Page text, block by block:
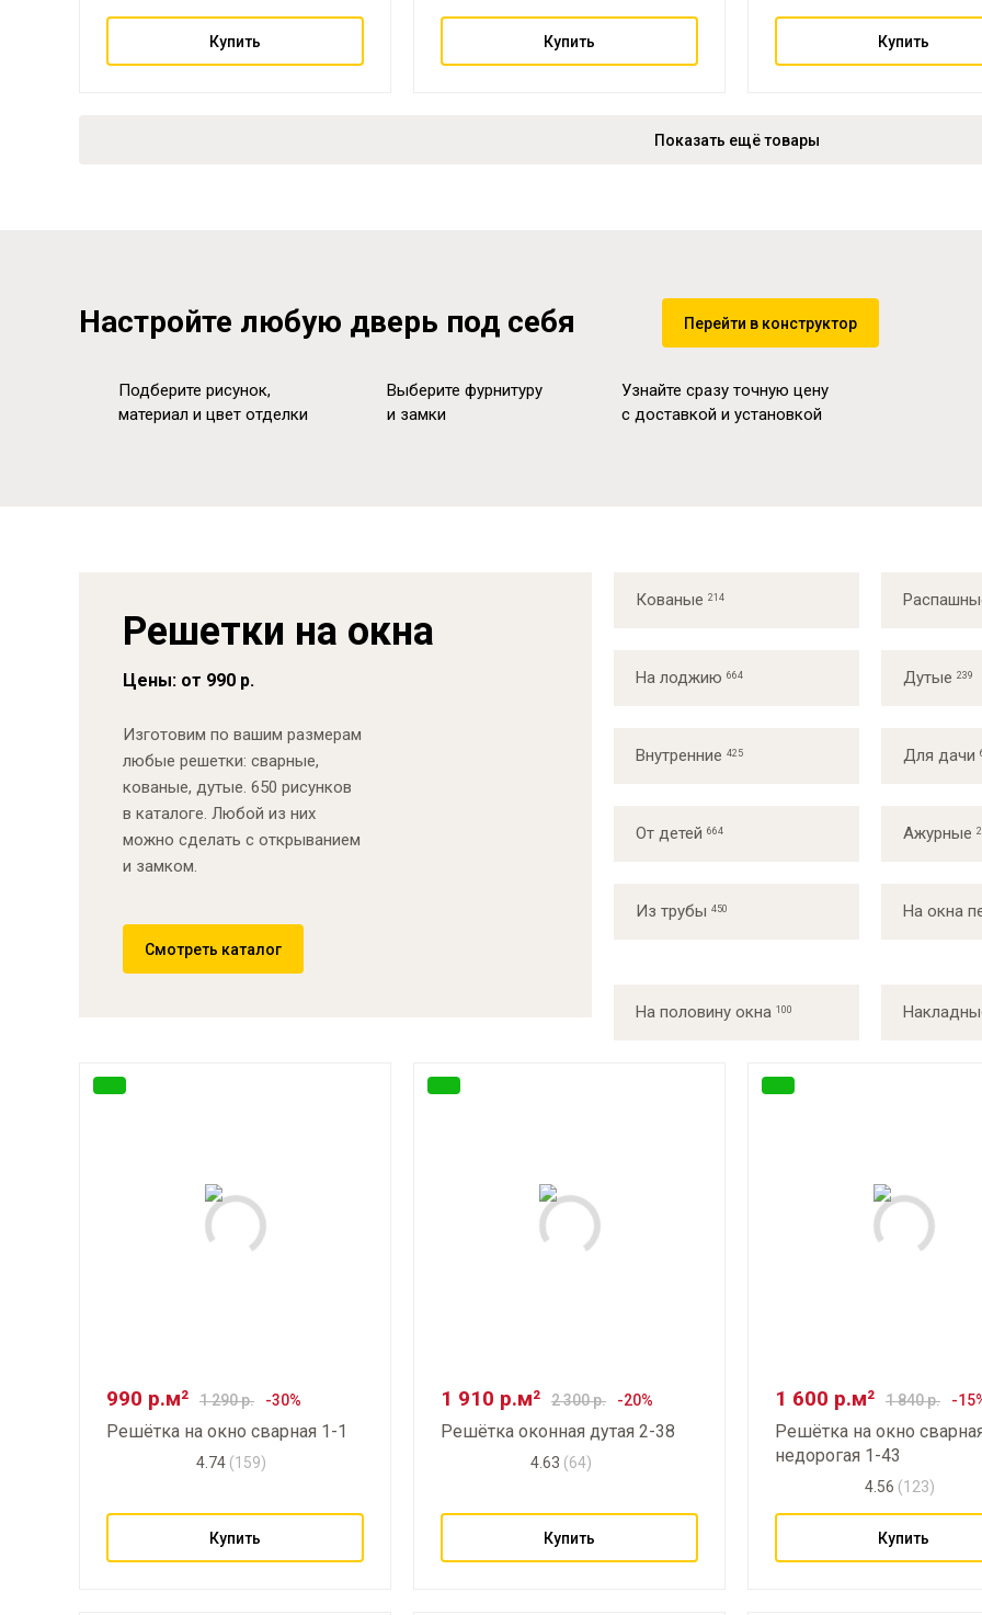
Купить Купить Купить
Показать ещё товары
Настройте любую дверь под себя
Подберите рисунок,
материал и цвет отделки
Выберите фурнитуру
и замки
Узнайте сразу точную цену
с доставкой и установкой
Перейти в конструктор
Решетки на окна
Цены: от 990 р.
Изготовим по вашим размерам
любые решетки: сварные,
кованые, дутые. 650 рисунков
в каталоге. Любой из них
можно сделать с открыванием
и замком.
Смотреть каталог
Кованые
На лоджию Дутые
Внутренние Для дачи
От детей Ажурные
Из трубы На окна
На половину окна
990 р.м² 1 290р.
Решётка на окно сварная 1-1
4.74 (159)
Купить
1 910 р.м² 2 300р.
Решётка оконная дутая 2-38
4.63 (64)
Купить
1 600 р.м² 1 840р.
Решётка на окно
недорогая 1-43
4.56 (123)
Купить